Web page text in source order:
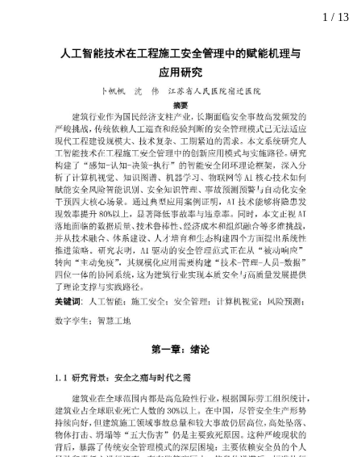
1 / 13